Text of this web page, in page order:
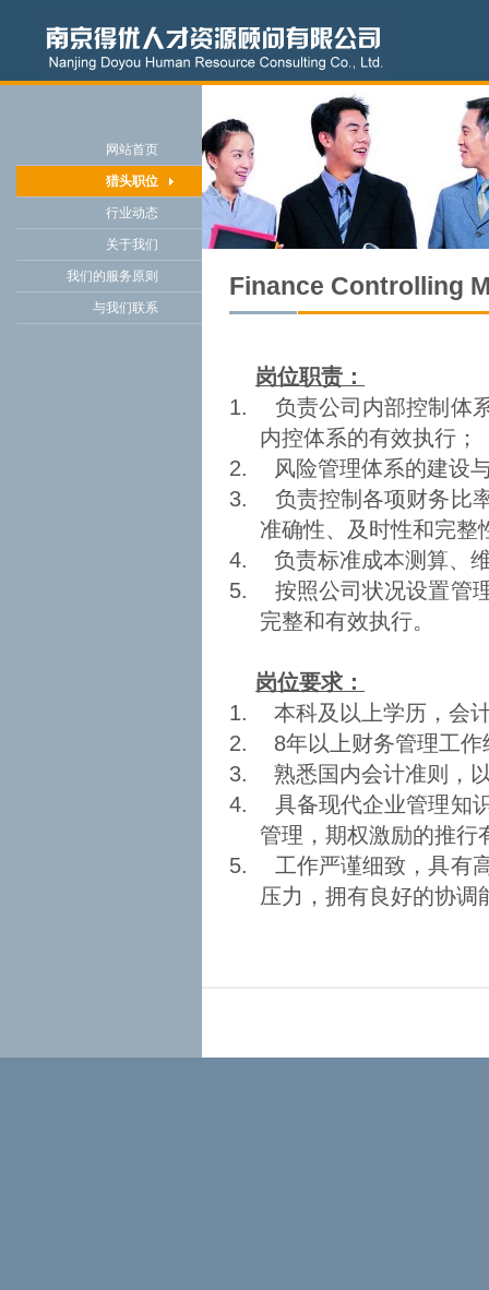
网站首页
猎头职位
行业动态
关于我们
我们的服务原则
与我们联系
Finance Controlling
岗位职责：
1.
负责公司内部控制体
内控体系的有效执行；
2.
风险管理体系的建设
3.
负责控制各项财务比
准确性、及时性和完整
4.
负责标准成本测算、
5.
按照公司状况设置管
完整和有效执行。
岗位要求：
1.
本科及以上学历，会
2.
8年以上财务管理工作
3.
熟悉国内会计准则，
4.
具备现代企业管理知
管理，期权激励的推行
5.
工作严谨细致，具有
压力，拥有良好的协调